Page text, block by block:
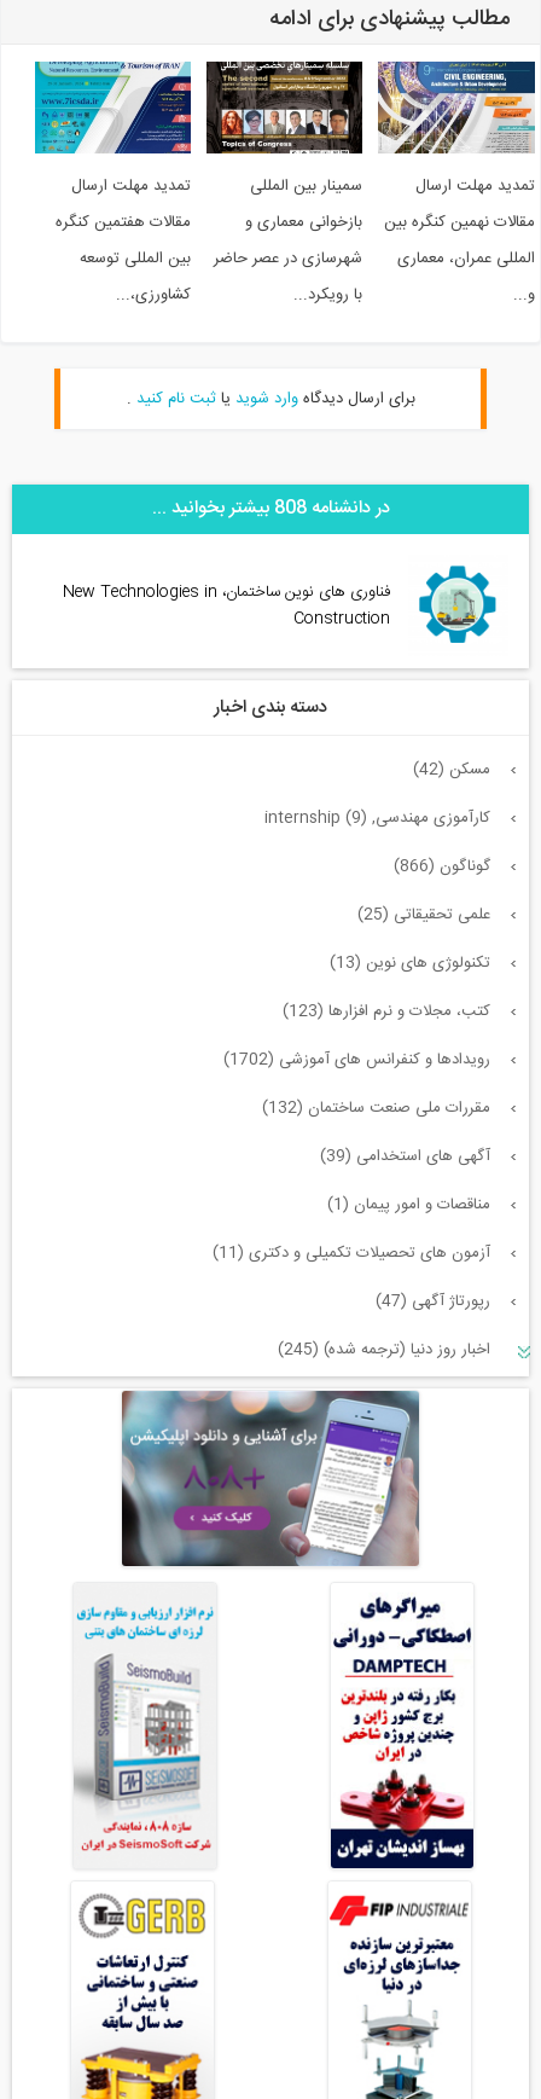
مطالب پیشنهادی برای ادامه
مهلت ارسال
نهمین کنگره بین
عمران، معماری
سمینار بین المللی
بازخوانی معماری و
شهرسازی در عصر حاضر
با رویکرد...
تمدید مهلت ارسال
مقالات هفتمین کنگره
بین المللی توسعه
کشاورزی،...
برای ارسال دیدگاهوارد شویدیاثبت نام کنید.
در دانشنامه 808 بیشتر بخوانید ...
فناوری‌ های نوین ساختمان، New Technologies in
Construction
دسته بندی اخبار
مسکن (42)
کارآموزی مهندسی, internship (9)
گوناگون (866)
علمی تحقیقاتی (25)
تکنولوژی های نوین (13)
کتب، مجلات و نرم افزارها (123)
رویدادها و کنفرانس های آموزشی (1702)
مقررات ملی صنعت ساختمان (132)
آگهی های استخدامی (39)
مناقصات و امور پیمان (1)
آزمون های تحصیلات تکمیلی و دکتری (11)
رپورتاژ آگهی (47)
اخبار روز دنیا (ترجمه شده) (245)
سازه و زلزله و خاک (225)
مدیریت پروژه (55)
معماری (544)
آب، راه، محیط زیست (91)